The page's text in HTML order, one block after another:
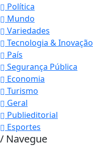
Política
Mundo
Variedades
Tecnologia & Inovação
País
Segurança Pública
Economia
Turismo
Geral
Publieditorial
Esportes
/ Navegue